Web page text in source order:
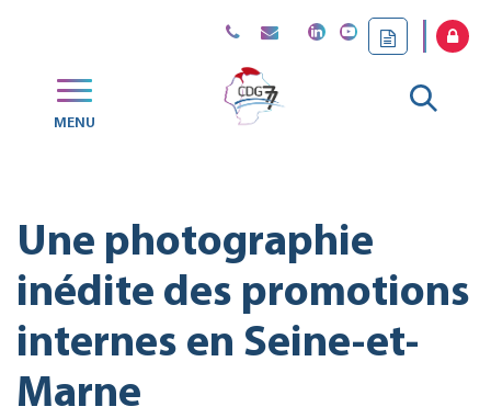
MENU
Aller
Une photographie
inédite des promotions
internes en Seine-et-
Marne